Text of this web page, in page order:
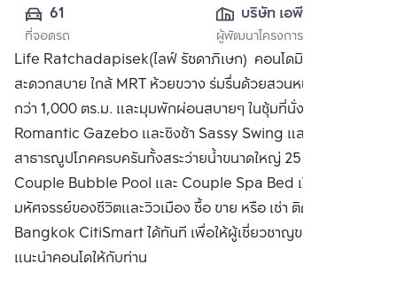
61
ที่จอดรถ
บริษัท เอพี (ไทย
แลนด์)
จำกัด(มหาชน)
ผู้พัฒนาโครงการ
Life Ratchadapisek(ไลฟ์ รัชดาภิเษก) คอนโดมิเนียมเดินทาง
สะดวกสบาย ใกล้ MRT ห้วยขวาง ร่มรื่นด้วยสวนหน้าโครงการ
กว่า 1,000 ตร.ม. และมุมพักผ่อนสบายๆ ในซุ้มที่นั่งสไตล์
Romantic Gazebo และชิงช้า Sassy Swing และ
สาธารณูปโภคครบครันทั้งสระว่ายน้ำขนาดใหญ่ 25 ม. พร้อมมุม
Couple Bubble Pool และ Couple Spa Bed เปิดรับความ
มหัศจรรย์ของชีวิตและวิวเมือง ซื้อ ขาย หรือ เช่า ติดต่อหาเรา
Bangkok CitiSmart ได้ทันที เพื่อให้ผู้เชี่ยวชาญของเราได้
แนะนำคอนโดให้กับท่าน